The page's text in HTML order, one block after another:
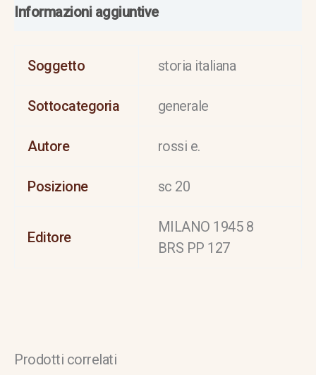
Informazioni aggiuntive
Soggetto storia italiana
Sottocategoria generale
Autore rossi e.
Posizione sc 20
Editore
MILANO 1945 8
BRS PP 127
Prodotti correlati